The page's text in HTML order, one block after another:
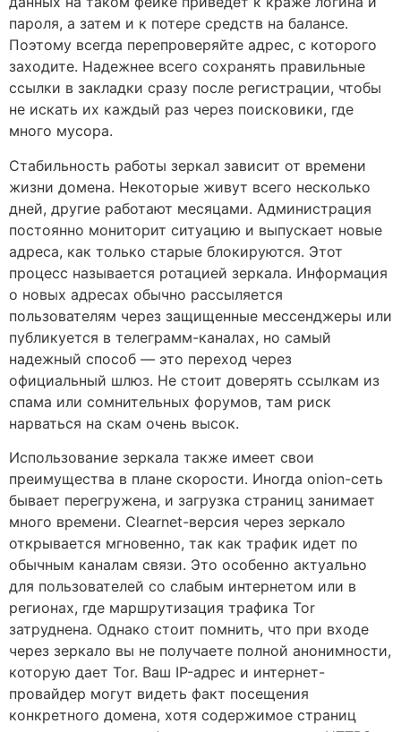
пароля, а затем и к потере средств на балансе.
Поэтому всегда перепроверяйте адрес, с которого
заходите. Надежнее всего сохранять правильные
ссылки в закладки сразу после регистрации, чтобы
не искать их каждый раз через поисковики, где
много мусора.
Стабильность работы зеркал зависит от времени
жизни домена. Некоторые живут всего несколько
дней, другие работают месяцами. Администрация
постоянно мониторит ситуацию и выпускает новые
адреса, как только старые блокируются. Этот
процесс называется ротацией зеркала. Информация
о новых адресах обычно рассыляется
пользователям через защищенные мессенджеры или
публикуется в телеграмм-каналах, но самый
надежный способ — это переход через
официальный шлюз. Не стоит доверять ссылкам из
спама или сомнительных форумов, там риск
нарваться на скам очень высок.
Использование зеркала также имеет свои
преимущества в плане скорости. Иногда onion-сеть
бывает перегружена, и загрузка страниц занимает
много времени. Clearnet-версия через зеркало
открывается мгновенно, так как трафик идет по
обычным каналам связи. Это особенно актуально
для пользователей со слабым интернетом или в
регионах, где маршрутизация трафика Tor
затруднена. Однако стоит помнить, что при входе
через зеркало вы не получаете полной анонимности,
которую дает Tor. Ваш IP-адрес и интернет-
провайдер могут видеть факт посещения
конкретного домена, хотя содержимое страниц